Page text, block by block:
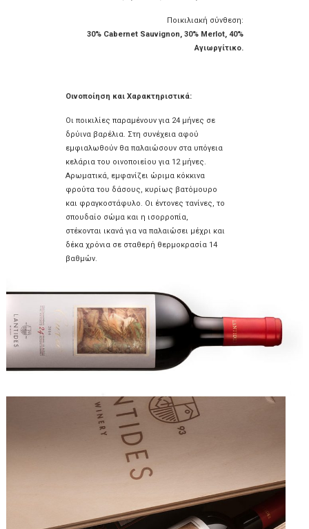
Ποικιλιακή σύνθεση:
30% Cabernet Sauvignon, 30% Merlot, 40%
Αγιωργίτικο.
Οινοποίηση και Χαρακτηριστικά:
Οι ποικιλίες παραμένουν για 24 μήνες σε
δρύινα βαρέλια. Στη συνέχεια αφού
εμφιαλωθούν θα παλαιώσουν στα υπόγεια
κελάρια του οινοποιείου για 12 μήνες.
Αρωματικά, εμφανίζει ώριμα κόκκινα
φρούτα του δάσους, κυρίως βατόμουρο
και φραγκοστάφυλο. Οι έντονες τανίνες, το
σπουδαίο σώμα και η ισορροπία,
στέκονται ικανά για να παλαιώσει μέχρι και
δέκα χρόνια σε σταθερή θερμοκρασία 14
βαθμών.